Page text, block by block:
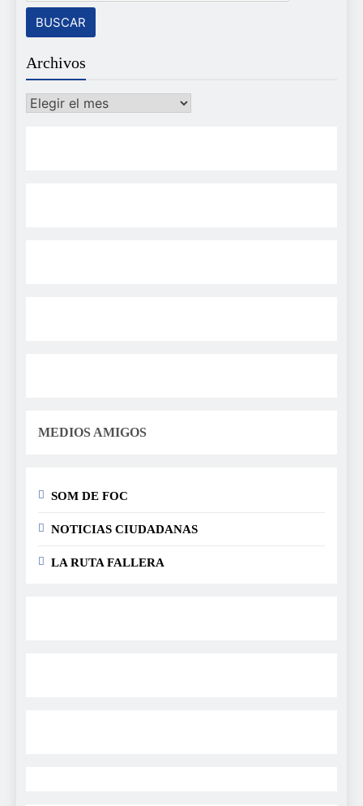
Archivos
Archivos
MEDIOS AMIGOS
SOM DE FOC
NOTICIAS CIUDADANAS
LA RUTA FALLERA